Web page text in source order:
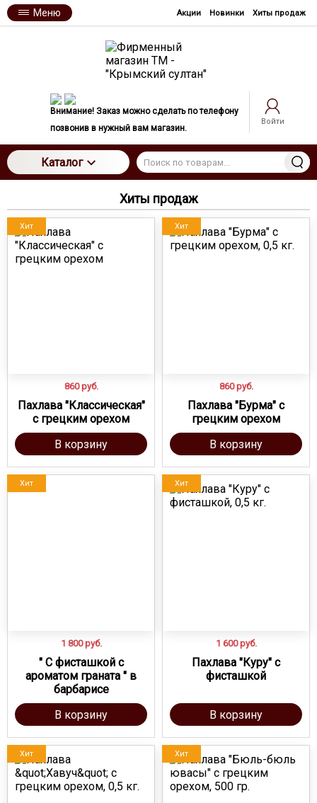
Меню Акции Новинки Хиты продаж
Внимание! Заказ можно сделать по телефону
позвонив в нужный вам магазин.
Войти
Каталог
Хиты продаж
Хит
860 руб.
Пахлава "Классическая"
с грецким орехом
В корзину
Хит
860 руб.
Пахлава "Бурма" с
грецким орехом
В корзину
Хит
1 800 руб.
" С фисташкой с
ароматом граната " в
барбарисе
В корзину
Хит
1 600 руб.
Пахлава "Куру" с
фисташкой
В корзину
Хит Хит